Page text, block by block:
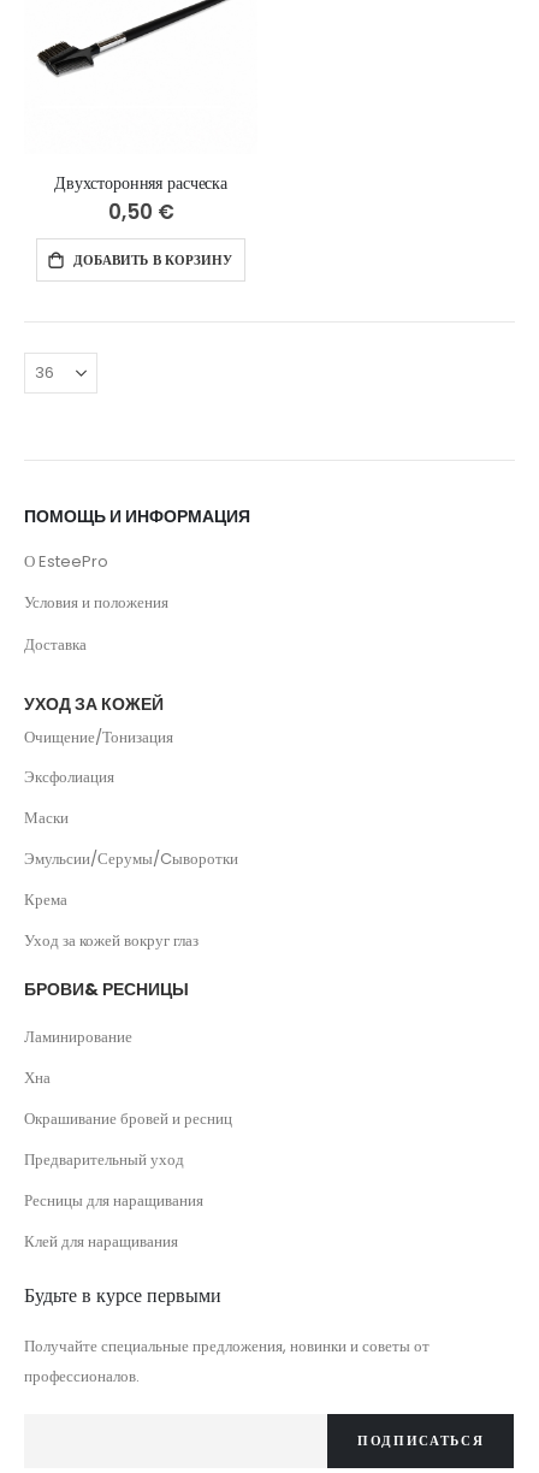
Двухсторонняя расческа
0,50 €
ДОБАВИТЬ В КОРЗИНУ
ПОМОЩЬ И ИНФОРМАЦИЯ
О EsteePro
Условия и положения
Доставка
УХОД ЗА КОЖЕЙ
Очищение/Тонизация
Эксфолиация
Маски
Эмульсии/Серумы/Cыворотки
Крема
Уход за кожей вокруг глаз
БРОВИ& РЕСНИЦЫ
Ламинирование
Хна
Окрашивание бровей и ресниц
Предварительный уход
Ресницы для наращивания
Клей для наращивания
Будьте в курсе первыми
Получайте специальные предложения, новинки и советы от
профессионалов.
ПОДПИСАТЬСЯ